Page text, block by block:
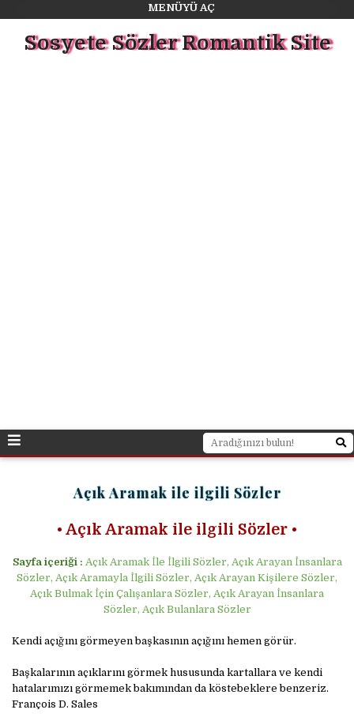
MENÜYÜ AÇ
Sosyete Sözler Romantik Site
Açık Aramak ile ilgili Sözler
• Açık Aramak ile ilgili Sözler •
Sayfa içeriği : Açık Aramak İle İlgili Sözler, Açık Arayan İnsanlara
Sözler, Açık Aramayla İlgili Sözler, Açık Arayan Kişilere Sözler,
Açık Bulmak İçin Çalışanlara Sözler, Açık Arayan İnsanlara
Sözler, Açık Bulanlara Sözler
Kendi açığını görmeyen başkasının açığını hemen görür.
Başkalarının açıklarını görmek hususunda kartallara ve kendi
hatalarımızı görmemek bakımından da köstebeklere benzeriz.
François D. Sales